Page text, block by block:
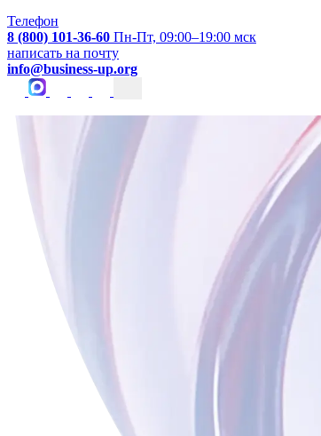
Телефон
8 (800) 101-36-60 Пн-Пт, 09:00–19:00 мск
написать на почту
info@business-up.org